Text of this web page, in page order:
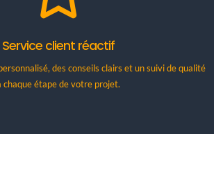
Service client réactif
des conseils clairs et un suivi de qualité
chaque étape de votre projet.